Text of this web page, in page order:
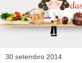
30 setembro 2014